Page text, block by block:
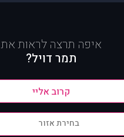
איפה תרצה לראות את
תמר דויל?
בחירת אזור